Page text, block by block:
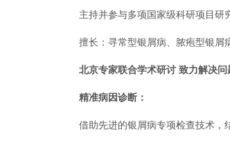
主持并参与多项国家级科研项目研究
擅长：寻常型银屑病、脓疱型银屑病
北京专家联合学术研讨 致力解决问
精准病因诊断：
借助先进的银屑病专项检查技术，结